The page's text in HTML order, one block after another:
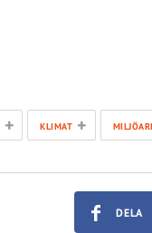
+ KLIMAT +
DELA